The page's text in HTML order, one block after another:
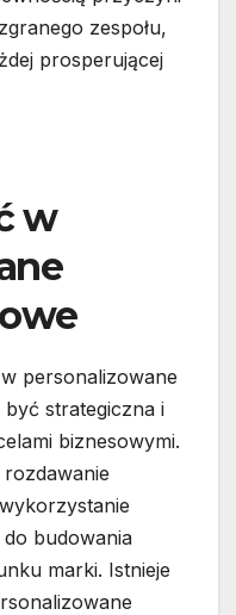
zespołu,
prosperującej
w
personalizowane
strategiczna i
biznesowymi.
budowania
marki. Istnieje